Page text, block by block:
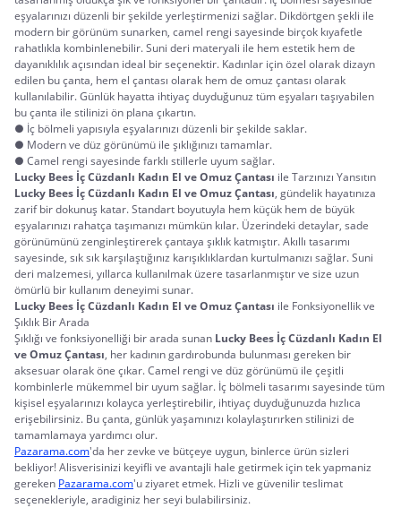
eşyalarınızı düzenli bir şekilde yerleştirmenizi sağlar. Dikdörtgen şekli ile
modern bir görünüm sunarken, camel rengi sayesinde birçok kıyafetle
rahatlıkla kombinlenebilir. Suni deri materyali ile hem estetik hem de
dayanıklılık açısından ideal bir seçenektir. Kadınlar için özel olarak dizayn
edilen bu çanta, hem el çantası olarak hem de omuz çantası olarak
kullanılabilir. Günlük hayatta ihtiyaç duyduğunuz tüm eşyaları taşıyabilen
bu çanta ile stilinizi ön plana çıkartın.
● İç bölmeli yapısıyla eşyalarınızı düzenli bir şekilde saklar.
● Modern ve düz görünümü ile şıklığınızı tamamlar.
● Camel rengi sayesinde farklı stillerle uyum sağlar.
Lucky Bees İç Cüzdanlı Kadın El ve Omuz Çantası ile Tarzınızı Yansıtın
Lucky Bees İç Cüzdanlı Kadın El ve Omuz Çantası, gündelik hayatınıza
zarif bir dokunuş katar. Standart boyutuyla hem küçük hem de büyük
eşyalarınızı rahatça taşımanızı mümkün kılar. Üzerindeki detaylar, sade
görünümünü zenginleştirerek çantaya şıklık katmıştır. Akıllı tasarımı
sayesinde, sık sık karşılaştığınız karışıklıklardan kurtulmanızı sağlar. Suni
deri malzemesi, yıllarca kullanılmak üzere tasarlanmıştır ve size uzun
ömürlü bir kullanım deneyimi sunar.
Lucky Bees İç Cüzdanlı Kadın El ve Omuz Çantası ile Fonksiyonellik ve
Şıklık Bir Arada
Şıklığı ve fonksiyonelliği bir arada sunan Lucky Bees İç Cüzdanlı Kadın El
ve Omuz Çantası, her kadının gardırobunda bulunması gereken bir
aksesuar olarak öne çıkar. Camel rengi ve düz görünümü ile çeşitli
kombinlerle mükemmel bir uyum sağlar. İç bölmeli tasarımı sayesinde tüm
kişisel eşyalarınızı kolayca yerleştirebilir, ihtiyaç duyduğunuzda hızlıca
erişebilirsiniz. Bu çanta, günlük yaşamınızı kolaylaştırırken stilinizi de
tamamlamaya yardımcı olur.
Pazarama.com'da her zevke ve bütçeye uygun, binlerce ürün sizleri
bekliyor! Alisverisinizi keyifli ve avantajli hale getirmek için tek yapmaniz
gereken Pazarama.com'u ziyaret etmek. Hizli ve güvenilir teslimat
seçenekleriyle, aradiginiz her seyi bulabilirsiniz.